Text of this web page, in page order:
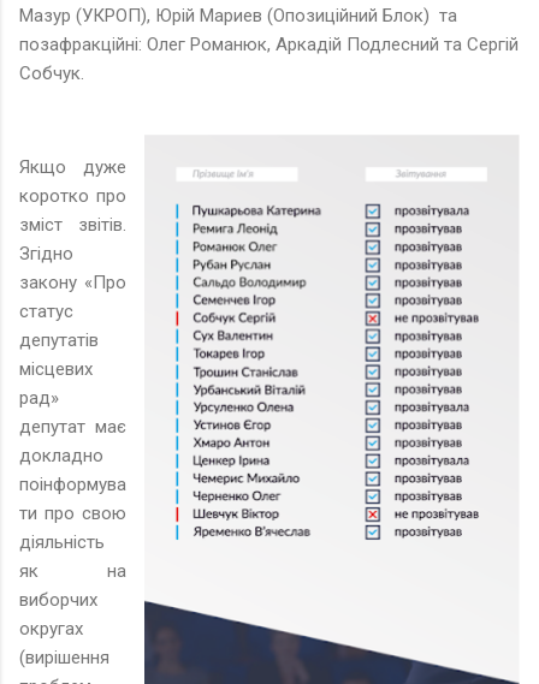
Мазур (УКРОП), Юрій Мариев (Опозиційний Блок) та
позафракційні: Олег Романюк, Аркадій Подлесний та Сергій
Собчук.
Якщо дуже
коротко про
зміст звітів.
Згідно
закону «Про
статус
депутатів
місцевих
рад»
депутат має
докладно
поінформува
ти про свою
діяльність
як на
виборчих
округах
(вирішення